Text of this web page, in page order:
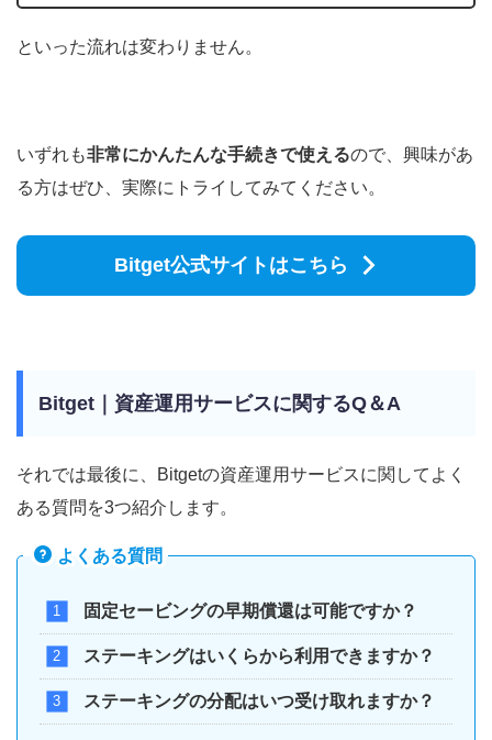
といった流れは変わりません。
いずれも非常にかんたんな手続きで使えるので、興味があ
る方はぜひ、実際にトライしてみてください。
Bitget公式サイトはこちら
Bitget｜資産運用サービスに関するQ＆A
それでは最後に、Bitgetの資産運用サービスに関してよく
ある質問を3つ紹介します。
よくある質問
固定セービングの早期償還は可能ですか？
ステーキングはいくらから利用できますか？
ステーキングの分配はいつ受け取れますか？